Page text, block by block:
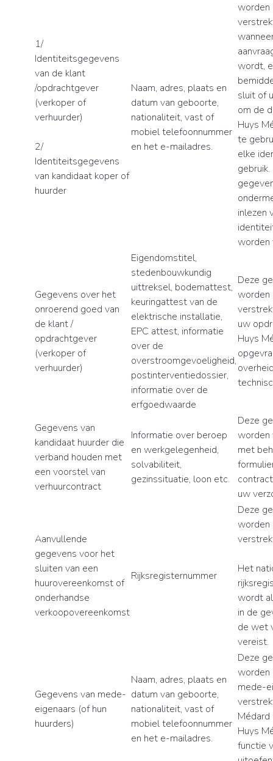
1/
Identiteitsgegevens
van de klant
/opdrachtgever
(verkoper of
verhuurder)
2/
Identiteitsgegevens
van kandidaat koper of
huurder
Naam, adres, plaats en
datum van geboorte,
nationaliteit, vast of
mobiel telefoonnummer
en het e-mailadres.
worden
wordt,
sluit of
om de
Huys
te
elke
inlezen
worden
Gegevens over het
onroerend goed van
de klant /
opdrachtgever
(verkoper of
verhuurder)
Eigendomstitel,
stedenbouwkundig
uittreksel, bodemattest,
keuringattest van de
elektrische installatie,
EPC attest, informatie
over de
overstroomgevoeligheid,
postinterventiedossier,
informatie over de
erfgoedwaarde
Deze
worden
uw
Huys
Gegevens van
kandidaat huurder die
verband houden met
een voorstel van
verhuurcontract
Informatie over beroep
en werkgelegenheid,
solvabiliteit,
gezinssituatie, loon etc.
Deze
worden
met
uw
Aanvullende
gegevens voor het
sluiten van een
huurovereenkomst of
onderhandse
verkoopovereenkomst
Rijksregisternummer
Deze
worden
Het
wordt
in de
de wet
vereist.
Gegevens van mede-
eigenaars (of hun
huurders)
Naam, adres, plaats en
datum van geboorte,
nationaliteit, vast of
mobiel telefoonnummer
en het e-mailadres.
Deze
worden
mede-
Huys
functie